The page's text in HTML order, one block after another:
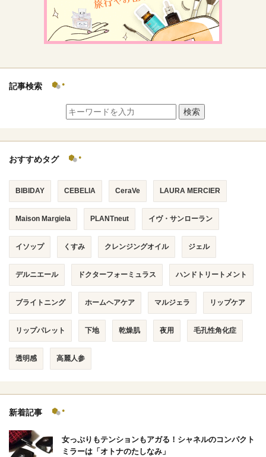
検索
記事検索
検索
おすすめタグ
BIBIDAY CEBELIA CeraVe LAURA MERCIER
Maison Margiela PLANTneut イヴ・サンローラン
イソップ くすみ クレンジングオイル ジェル
デルニエール ドクターフォーミュラス ハンドトリートメント
ブライトニング ホームヘアケア マルジェラ リップケア
リップパレット 下地 乾燥肌 夜用 毛孔性角化症
透明感 高麗人参
新着記事
女っぷりもテンションもアガる！シャネルのコンパクト
ミラーは「オトナのたしなみ」